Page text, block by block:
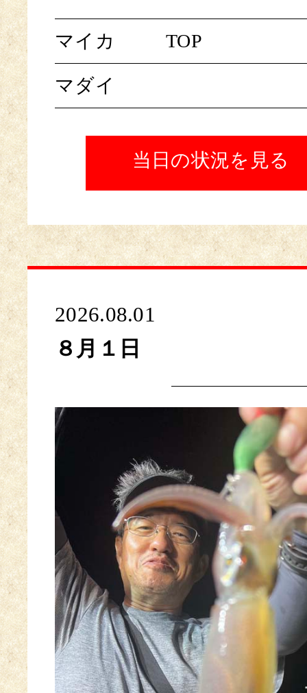
マイカ TOP
マダイ
当日の状況を見る
2026.08.01
８月１日